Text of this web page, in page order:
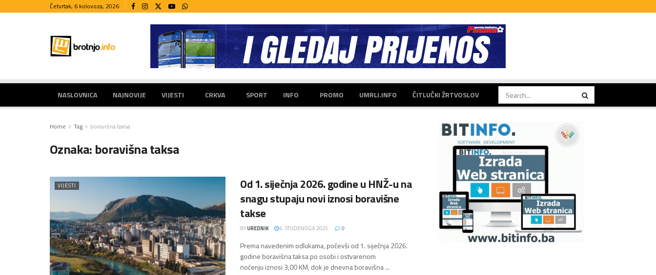
Četvrtak, 6 kolovoza, 2026
NASLOVNICA NAJNOVIJE VIJESTI CRKVA SPORT INFO PROMO UMRLI.INFO ČITLUČKI ŽRTVOSLOV
Home Tag boravišna taksa
Oznaka: boravišna taksa
VIJESTI
Od 1. siječnja 2026. godine u HNŽ-u na
snagu stupaju novi iznosi boravišne
takse
BYUREDNIK 6. STUDENOGA 2025. 0
Prema navedenim odlukama, počevši od 1. siječnja 2026.
godine boravišna taksa po osobi i ostvarenom
noćenju iznosi 3,00 KM, dok je dnevna boravišna ...